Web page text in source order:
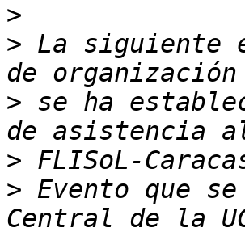
>
> La siguiente
> se ha
>
> Evento que